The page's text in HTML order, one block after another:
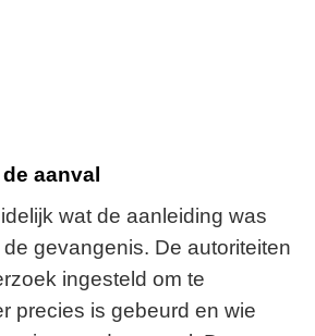
aanval
wat de aanleiding was
gevangenis. De autoriteiten
ingesteld om te
precies is gebeurd en wie